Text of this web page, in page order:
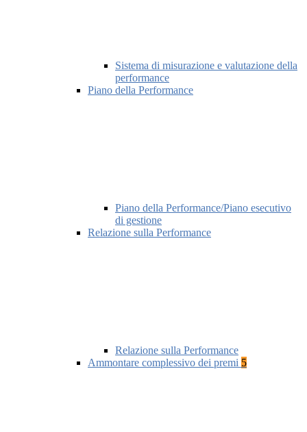
Sistema di misurazione e valutazione della
performance
Piano della Performance
Piano della Performance/Piano esecutivo
di gestione
Relazione sulla Performance
Relazione sulla Performance
Ammontare complessivo dei premi 5